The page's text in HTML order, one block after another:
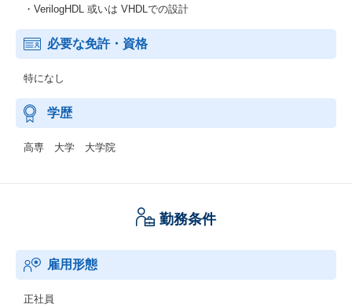
・VerilogHDL 或いは VHDLでの設計
必要な免許・資格
特になし
学歴
高専 大学 大学院
勤務条件
雇用形態
正社員